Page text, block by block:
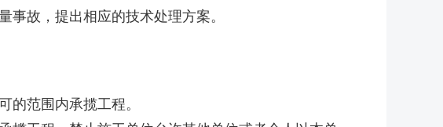
故，提出相应的技术处理方案。
范围内承揽工程。